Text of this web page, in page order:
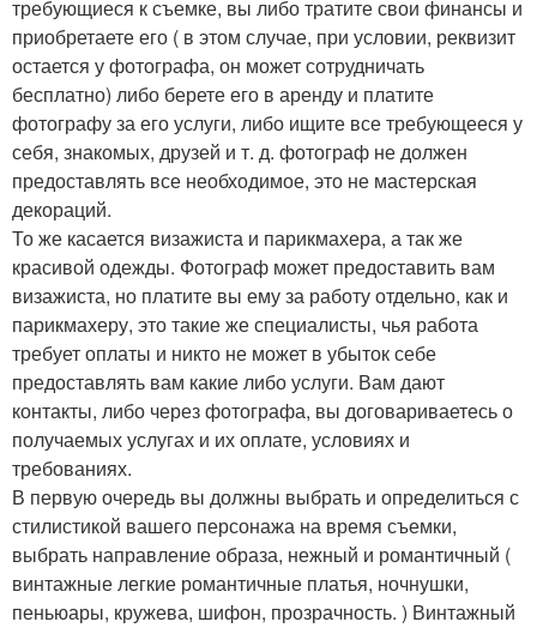
требующиеся к съемке, вы либо тратите свои финансы и
приобретаете его ( в этом случае, при условии, реквизит
остается у фотографа, он может сотрудничать
бесплатно) либо берете его в аренду и платите
фотографу за его услуги, либо ищите все требующееся у
себя, знакомых, друзей и т. д. фотограф не должен
предоставлять все необходимое, это не мастерская
декораций.
То же касается визажиста и парикмахера, а так же
красивой одежды. Фотограф может предоставить вам
визажиста, но платите вы ему за работу отдельно, как и
парикмахеру, это такие же специалисты, чья работа
требует оплаты и никто не может в убыток себе
предоставлять вам какие либо услуги. Вам дают
контакты, либо через фотографа, вы договариваетесь о
получаемых услугах и их оплате, условиях и
требованиях.
В первую очередь вы должны выбрать и определиться с
стилистикой вашего персонажа на время съемки,
выбрать направление образа, нежный и романтичный (
винтажные легкие романтичные платья, ночнушки,
пеньюары, кружева, шифон, прозрачность. ) Винтажный